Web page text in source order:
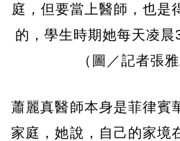
庭，但要當上醫師，也是
的，學生時期她每天凌晨
（圖／記者張雅
蕭麗真醫師本身是菲律賓
家庭，她說，自己的家境